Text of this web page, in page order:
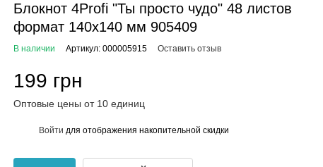
Блокнот 4Profi "Ты просто чудо" 48 листов
формат 140х140 мм 905409
В наличии Артикул: 000005915 Оставить отзыв
199 грн
Оптовые цены от 10 единиц
Войти для отображения накопительной скидки